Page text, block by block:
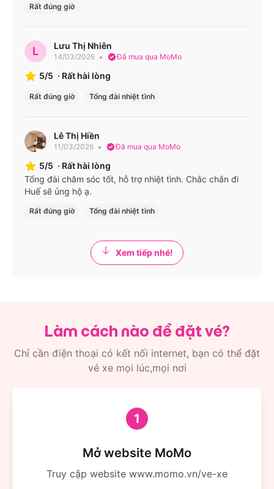
Rất đúng giờ
L Lưu Thị Nhiên
14/03/2026 Đã mua qua MoMo
5/5 · Rất hài lòng
Rất đúng giờ Tổng đài nhiệt tình
Lê Thị Hiền
11/03/2026 Đã mua qua MoMo
5/5 · Rất hài lòng
Tổng đài chăm sóc tốt, hỗ trợ nhiệt tình. Chắc chắn đi
Huế sẽ ủng hộ ạ.
Rất đúng giờ Tổng đài nhiệt tình
Xem tiếp nhé!
Làm cách nào để đặt vé?
Chỉ cần điện thoại có kết nối internet, bạn có thể đặt
vé xe mọi lúc,mọi nơi
1
Mở website MoMo
Truy cập website www.momo.vn/ve-xe